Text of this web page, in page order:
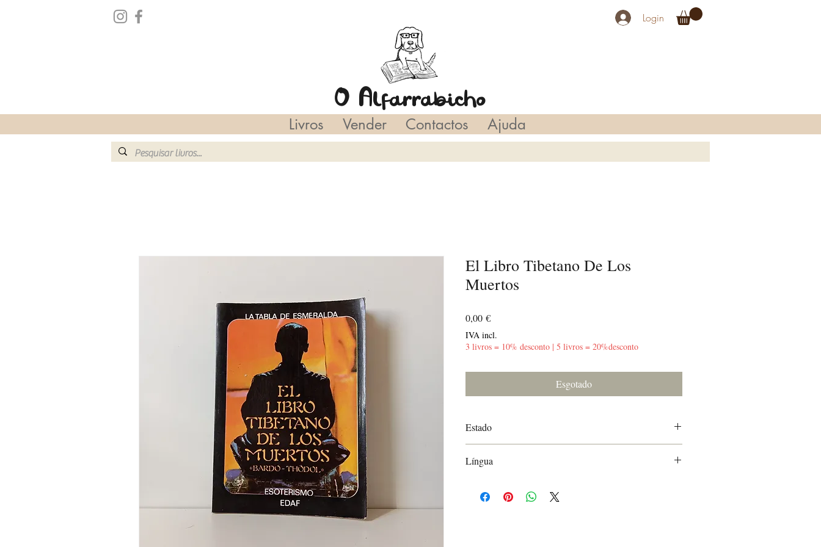
O Alfarrabicho
Login
Livros Vender Contactos Ajuda
El Libro Tibetano De Los
Muertos
0,00 €Preço
IVA incl.
3 livros = 10% desconto | 5 livros = 20%desconto
Esgotado
Estado
Língua